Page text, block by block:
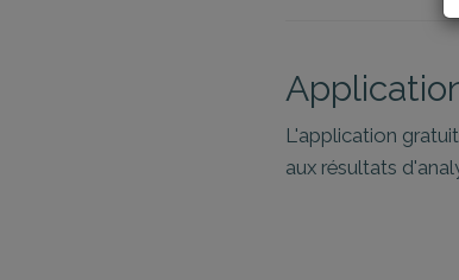
L'application
aux résultats